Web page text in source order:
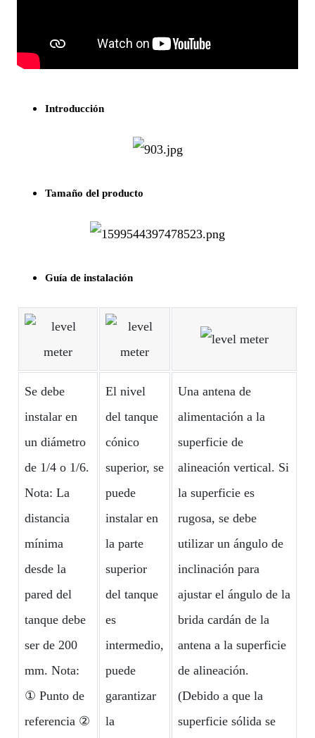
Introducción
Tamaño del producto
Guía de instalación
Se debe
instalar en
un diámetro
de 1/4 o 1/6.
Nota: La
distancia
mínima
desde la
pared del
tanque debe
ser de 200
mm. Nota:
① Punto de
referencia ②
El nivel
del tanque
cónico
superior, se
puede
instalar en
la parte
superior
del tanque
es
intermedio,
puede
garantizar
la
Una antena de
alimentación a la
superficie de
alineación vertical. Si
la superficie es
rugosa, se debe
utilizar un ángulo de
inclinación para
ajustar el ángulo de la
brida cardán de la
antena a la superficie
de alineación.
(Debido a que la
superficie sólida se